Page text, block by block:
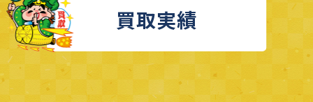
買取実績